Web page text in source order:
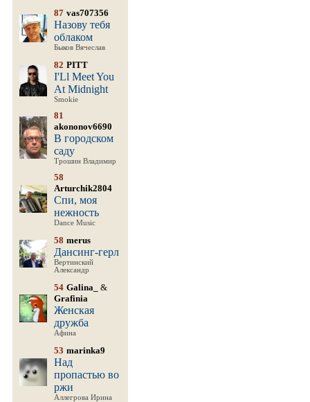
87 vas707356
Назову тебя
облаком
Быков Вячеслав
82 PITT
I'Ll Meet You
At Midnight
Smokie
81
akononov6690
В городском
саду
Трошин Владимир
58
Arturchik2804
Спи, моя
нежность
Dance Music
58 merus
Дансинг-герл
Вертинский
Александр
54 Galina_
&
Grafinia
Женская
дружба
Афина
53 marinka9
Над
пропастью во
ржи
Аллегрова Ирина